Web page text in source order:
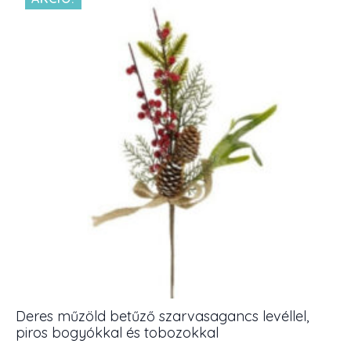
db
Deres műzöld betűző szarvasagancs levéllel,
piros bogyókkal és tobozokkal